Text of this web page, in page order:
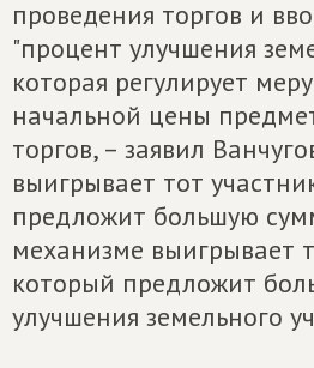
проведения торгов и
"процент улучшения
которая регулирует
начальной цены
торгов, – заявил
выигрывает тот
предложит большую
механизме выигрывает
который предложит
улучшения земельного